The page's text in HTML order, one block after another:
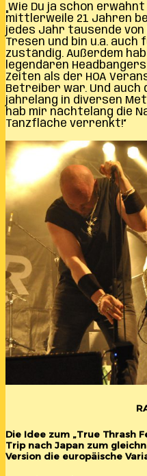
„Wie Du ja schon
mittlerweile 21 Jahren
jedes Jahr tausende von
Tresen und bin u.a. auch
zuständig. Außerdem
legendären
Zeiten als der HOA
Betreiber war. Und auch
jahrelang in diversen
hab mir nächtelang die
Tanzfläche verrenkt!“
Die Idee zum „True Thrash
Trip nach Japan zum
Version die europäische